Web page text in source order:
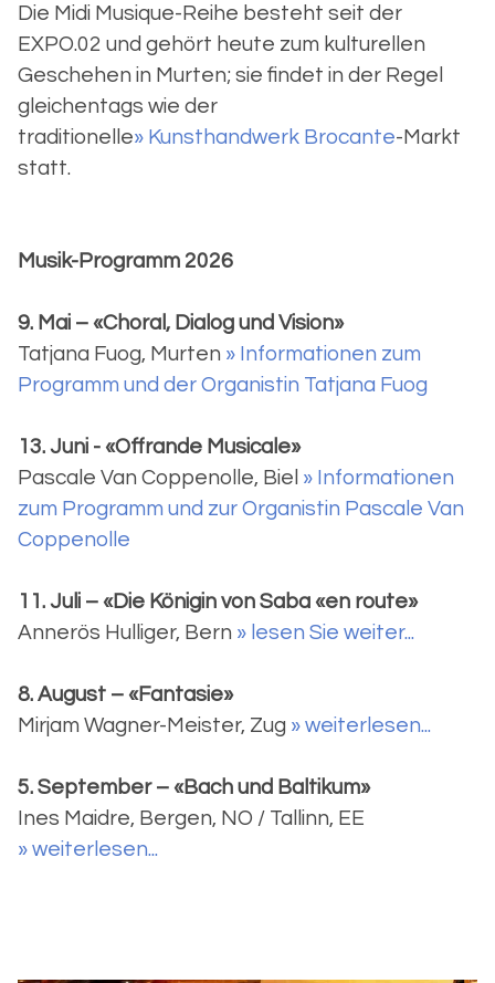
Die Midi Musique-Reihe besteht seit der
EXPO.02 und gehört heute zum kulturellen
Geschehen in Murten; sie findet in der Regel
gleichentags wie der
traditionelle» Kunsthandwerk Brocante-Markt
statt.
Musik-Programm 2026
9. Mai – «Choral, Dialog und Vision»
Tatjana Fuog, Murten » Informationen zum
Programm und der Organistin Tatjana Fuog
13. Juni - «Offrande Musicale»
Pascale Van Coppenolle, Biel » Informationen
zum Programm und zur Organistin Pascale Van
Coppenolle
11. Juli – «Die Königin von Saba «en route»
Annerös Hulliger, Bern » lesen Sie weiter...
8. August – «Fantasie»
Mirjam Wagner-Meister, Zug » weiterlesen...
5. September – «Bach und Baltikum»
Ines Maidre, Bergen, NO / Tallinn, EE
» weiterlesen...